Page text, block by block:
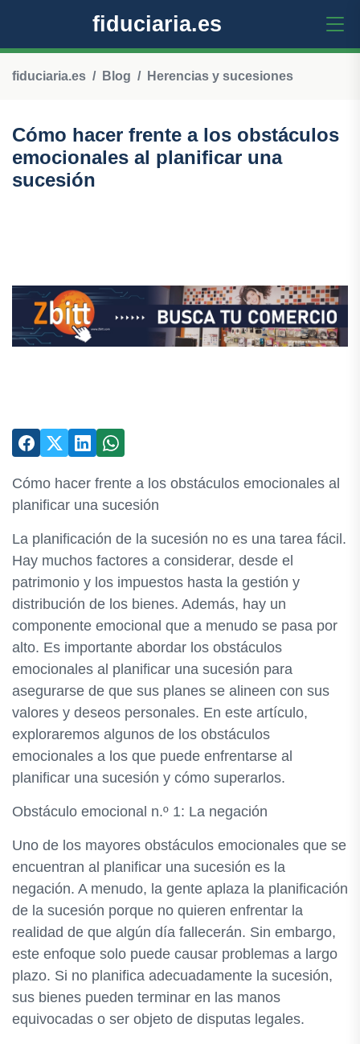
fiduciaria.es
fiduciaria.es Blog Herencias y sucesiones
Cómo hacer frente a los obstáculos
emocionales al planificar una
sucesión
Cómo hacer frente a los obstáculos emocionales al
planificar una sucesión
La planificación de la sucesión no es una tarea fácil.
Hay muchos factores a considerar, desde el
patrimonio y los impuestos hasta la gestión y
distribución de los bienes. Además, hay un
componente emocional que a menudo se pasa por
alto. Es importante abordar los obstáculos
emocionales al planificar una sucesión para
asegurarse de que sus planes se alineen con sus
valores y deseos personales. En este artículo,
exploraremos algunos de los obstáculos
emocionales a los que puede enfrentarse al
planificar una sucesión y cómo superarlos.
Obstáculo emocional n.º 1: La negación
Uno de los mayores obstáculos emocionales que se
encuentran al planificar una sucesión es la
negación. A menudo, la gente aplaza la planificación
de la sucesión porque no quieren enfrentar la
realidad de que algún día fallecerán. Sin embargo,
este enfoque solo puede causar problemas a largo
plazo. Si no planifica adecuadamente la sucesión,
sus bienes pueden terminar en las manos
equivocadas o ser objeto de disputas legales.